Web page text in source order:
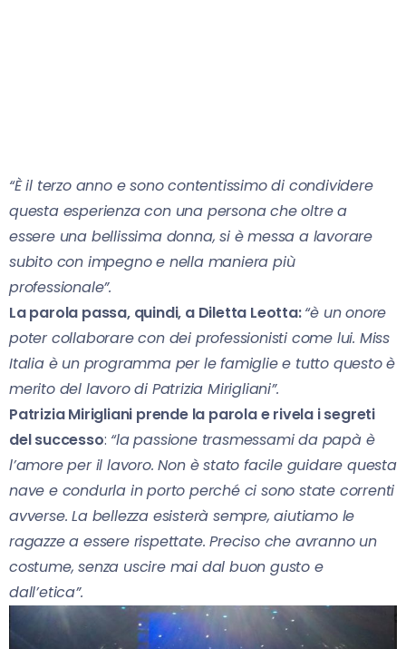
“È il terzo anno e sono contentissimo di condividere
questa esperienza con una persona che oltre a
essere una bellissima donna, si è messa a lavorare
subito con impegno e nella maniera più
professionale”.
La parola passa, quindi, a Diletta Leotta:“è un onore
poter collaborare con dei professionisti come lui. Miss
Italia è un programma per le famiglie e tutto questo è
merito del lavoro di Patrizia Mirigliani”.
Patrizia Mirigliani prende la parola e rivela i segreti
del successo: “la passione trasmessami da papà è
l’amore per il lavoro. Non è stato facile guidare questa
nave e condurla in porto perché ci sono state correnti
avverse. La bellezza esisterà sempre, aiutiamo le
ragazze a essere rispettate. Preciso che avranno un
costume, senza uscire mai dal buon gusto e
dall’etica”.